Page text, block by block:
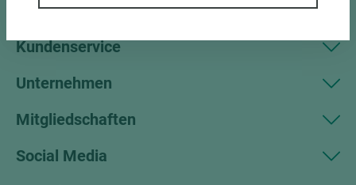
Sortiment
Kundenservice
Unternehmen
Mitgliedschaften
Social Media